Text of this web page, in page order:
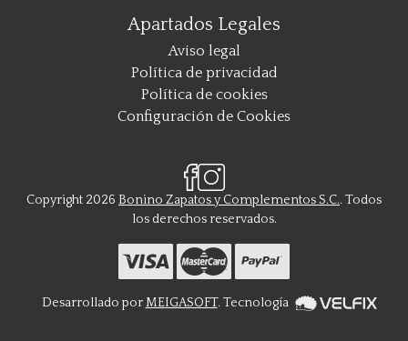
Apartados Legales
Aviso legal
Política de privacidad
Política de cookies
Configuración de Cookies
Copyright 2026 Bonino Zapatos y Complementos S.C.. Todos
los derechos reservados.
Desarrollado porMEIGASOFT. Tecnología